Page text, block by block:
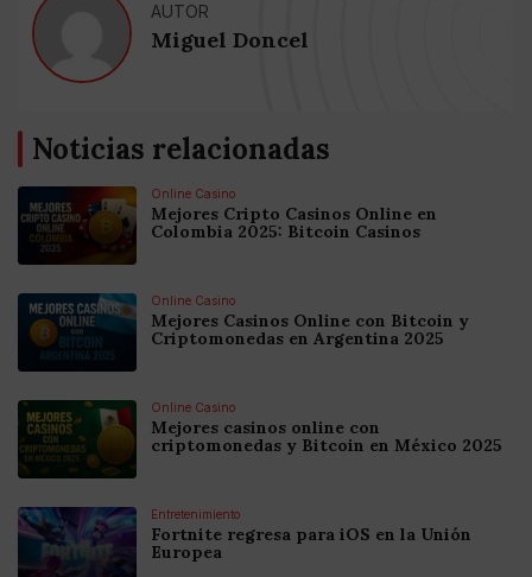
AUTOR
Miguel Doncel
Noticias relacionadas
Online Casino
Mejores Cripto Casinos Online en
Colombia 2025: Bitcoin Casinos
Online Casino
Mejores Casinos Online con Bitcoin y
Criptomonedas en Argentina 2025
Online Casino
Mejores casinos online con
criptomonedas y Bitcoin en México 2025
Entretenimiento
Fortnite regresa para iOS en la Unión
Europea